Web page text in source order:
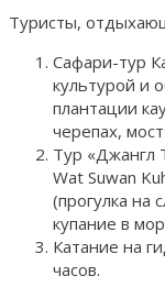
Туристы,
Сафари-тур
культурой и
плантации
черепах,
Тур «Джангл
Wat Suwan
(прогулка на
купание в
Катание на
часов.